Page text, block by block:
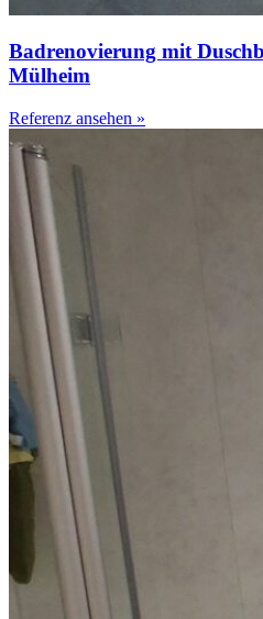
Badrenovierung mit
Mülheim
Referenz ansehen »